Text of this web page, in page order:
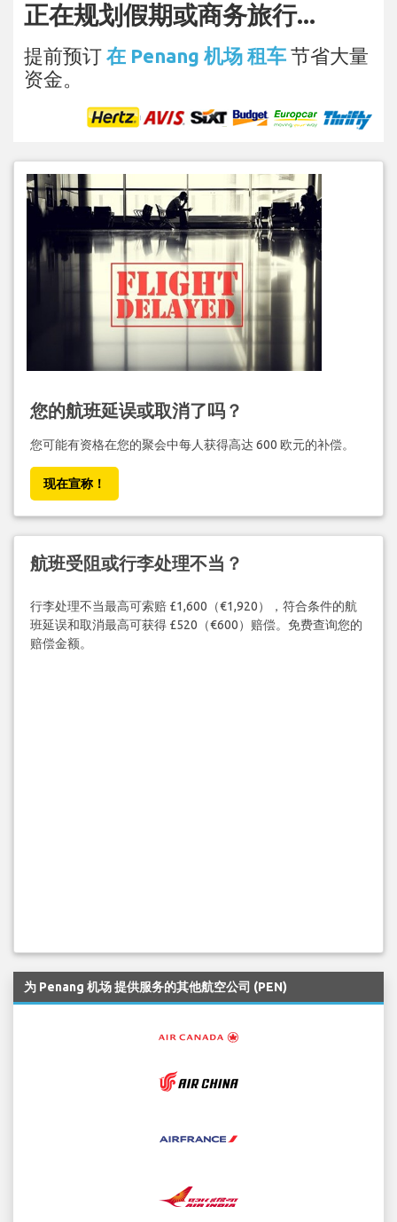
正在规划假期或商务旅行...
提前预订 在 Penang 机场 租车 节省大量
资金。
您的航班延误或取消了吗？
您可能有资格在您的聚会中每人获得高达 600 欧元的补偿。
现在宣称！
航班受阻或行李处理不当？
行李处理不当最高可索赔 £1,600（€1,920），符合条件的航
班延误和取消最高可获得 £520（€600）赔偿。免费查询您的
赔偿金额。
为 Penang 机场 提供服务的其他航空公司 (PEN)